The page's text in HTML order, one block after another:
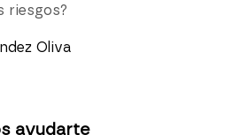
riesgos?
Oliva
ayudarte